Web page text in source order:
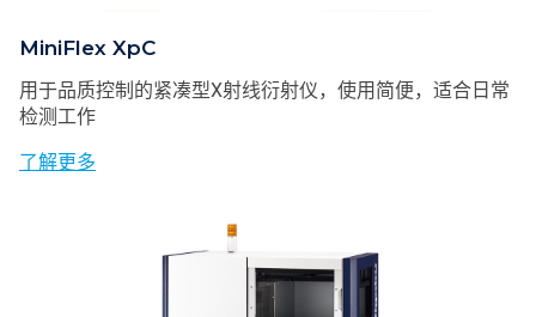
MiniFlex XpC
用于品质控制的紧凑型X射线衍射仪，使用简便，适合日常
检测工作
了解更多